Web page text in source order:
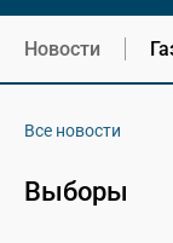
Новости
Все новости
Выборы